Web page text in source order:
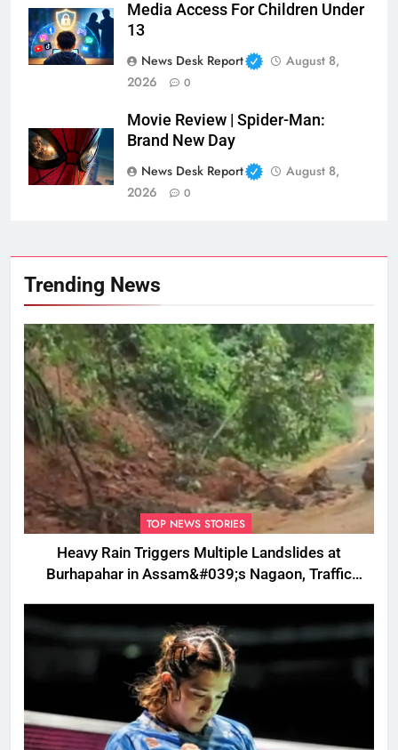
Media Access For Children Under
13
News Desk Report
August 8,
2026
0
Movie Review | Spider-Man:
Brand New Day
News Desk Report
August 8,
2026
0
Trending News
TOP NEWS STORIES
Heavy Rain Triggers Multiple Landslides at
Burhapahar in Assam&#039;s Nagaon, Traffic